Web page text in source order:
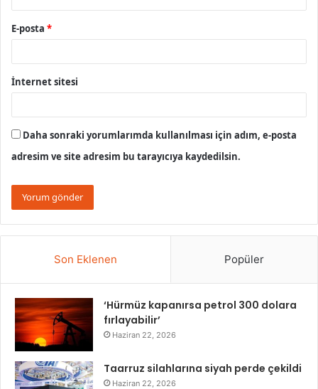
E-posta *
İnternet sitesi
Daha sonraki yorumlarımda kullanılması için adım, e-posta
adresim ve site adresim bu tarayıcıya kaydedilsin.
Son Eklenen Popüler
‘Hürmüz kapanırsa petrol 300 dolara
fırlayabilir’
Haziran 22, 2026
Taarruz silahlarına siyah perde çekildi
Haziran 22, 2026